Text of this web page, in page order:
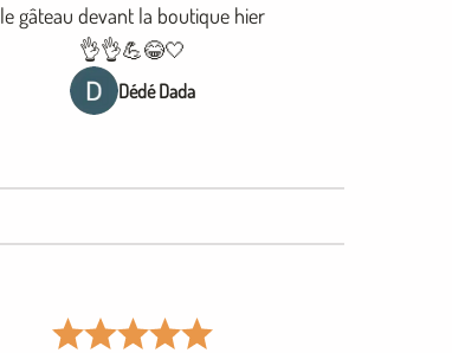
le gâteau devant la boutique hier
👌👌💪😂🤍
Dédé Dada